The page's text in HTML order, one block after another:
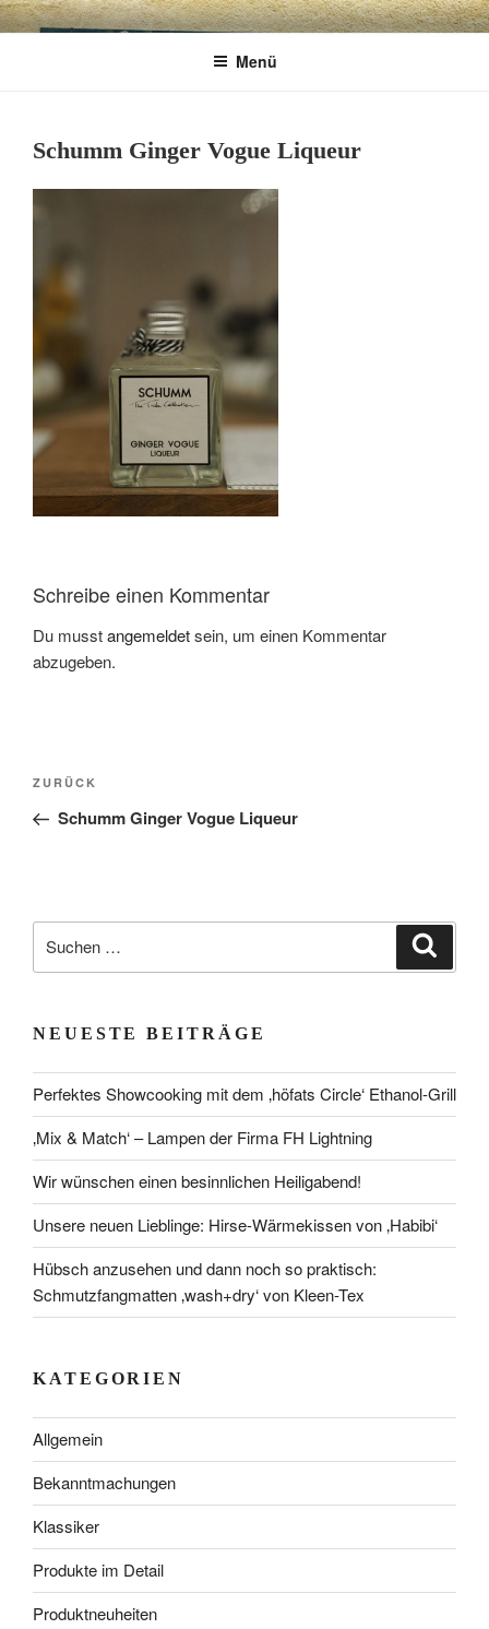
Zum
InhaltCHARME
Geschenkartikel & Kunstobjekte in Bad
Menü
Schumm Ginger Vogue Liqueur
Schreibe einen Kommentar
Du musstangemeldetsein, um einen Kommentar
abzugeben.
Beitragsnavigation
Vorheriger
Beitrag
ZURÜCK
Schumm Ginger Vogue Liqueur
nach:
NEUESTE BEITRÄGE
Perfektes Showcooking mit dem ‚höfats Circle‘ Ethanol-Grill
‚Mix & Match‘ – Lampen der Firma FH Lightning
Wir wünschen einen besinnlichen Heiligabend!
Unsere neuen Lieblinge: Hirse-Wärmekissen von ‚Habibi‘
Hübsch anzusehen und dann noch so praktisch:
Schmutzfangmatten ‚wash+dry‘ von Kleen-Tex
KATEGORIEN
Allgemein
Bekanntmachungen
Klassiker
Produkte im Detail
Produktneuheiten